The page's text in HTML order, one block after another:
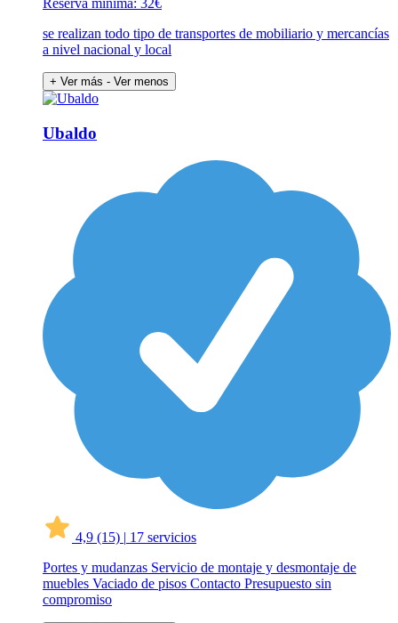
Reserva mínima: 32€
se realizan todo tipo de transportes de mobiliario y mercancías
a nivel nacional y local
+ Ver más - Ver menos
Ubaldo
4,9 (15) | 17 servicios
Portes y mudanzas Servicio de montaje y desmontaje de
muebles Vaciado de pisos Contacto Presupuesto sin
compromiso